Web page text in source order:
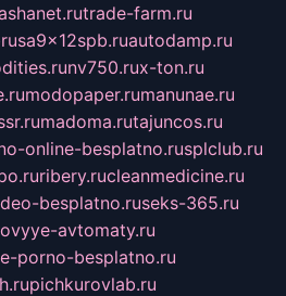
trade-farm.ru
autodamp.ru
nv750.rux-ton.ru
modopaper.rumanunae.ru
madoma.rutajuncos.ru
online-besplatno.rusplclub.ru
ribery.rucleanmedicine.ru
besplatno.ruseks-365.ru
avtomaty.ru
porno-besplatno.ru
pichkurovlab.ru